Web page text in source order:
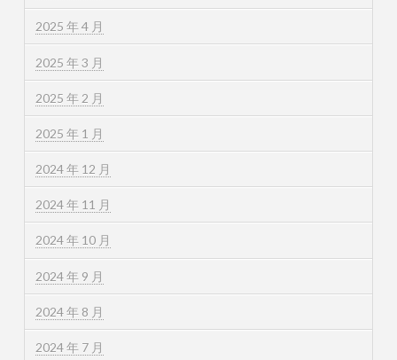
2025 年 4 月
2025 年 3 月
2025 年 2 月
2025 年 1 月
2024 年 12 月
2024 年 11 月
2024 年 10 月
2024 年 9 月
2024 年 8 月
2024 年 7 月